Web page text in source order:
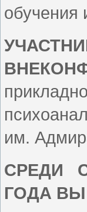
обучения
им.
СРЕДИ
ГОДА